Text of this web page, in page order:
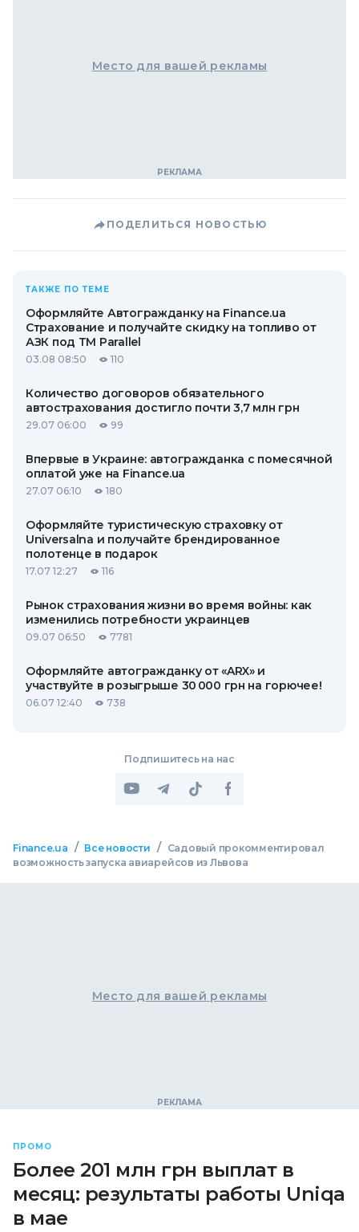
Место для вашей рекламы
ПОДЕЛИТЬСЯ НОВОСТЬЮ
ТАКЖЕ ПО ТЕМЕ
Оформляйте Автогражданку на Finance.ua
Страхование и получайте скидку на топливо от
АЗК под ТМ Parallel
03.08 08:50 110
Количество договоров обязательного
автострахования достигло почти 3,7 млн грн
29.07 06:00 99
Впервые в Украине: автогражданка с помесячной
оплатой уже на Finance.ua
27.07 06:10 180
Оформляйте туристическую страховку от
Universalna и получайте брендированное
полотенце в подарок
17.07 12:27 116
Рынок страхования жизни во время войны: как
изменились потребности украинцев
09.07 06:50 7781
Оформляйте автогражданку от «ARX» и
участвуйте в розыгрыше 30 000 грн на горючее!
06.07 12:40 738
Подпишитесь на нас
Finance.ua / Все новости /
Садовый прокомментировал
возможность запуска авиарейсов из Львова
Место для вашей рекламы
ПРОМО
Более 201 млн грн выплат в
месяц: результаты работы Uniqa
в мае